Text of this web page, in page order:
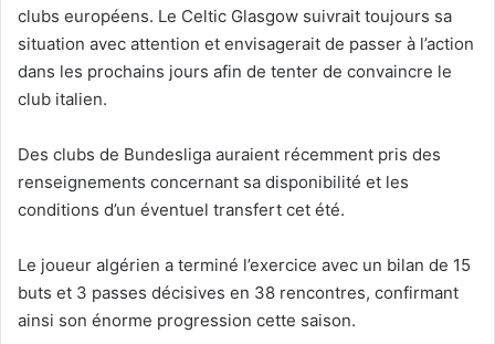
clubs européens. Le Celtic Glasgow suivrait toujours sa
situation avec attention et envisagerait de passer à l’action
dans les prochains jours afin de tenter de convaincre le
club italien.
Des clubs de Bundesliga auraient récemment pris des
renseignements concernant sa disponibilité et les
conditions d’un éventuel transfert cet été.
Le joueur algérien a terminé l’exercice avec un bilan de 15
buts et 3 passes décisives en 38 rencontres, confirmant
ainsi son énorme progression cette saison.